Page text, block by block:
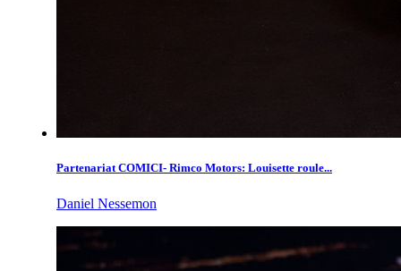
Partenariat COMICI- Rimco Motors: Louisette roule...
Daniel Nessemon